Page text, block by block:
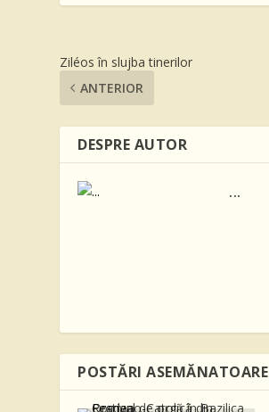
Ziléos în slujba tinerilor
ANTERIOR
DESPRE AUTOR
...
POSTĂRI ASEMĂNATOARE